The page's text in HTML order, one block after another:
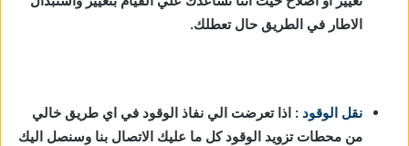
الاطار في الطريق حال تعطلك.
نقل الوقود : اذا تعرضت الي نفاذ الوقود في اي طريق خالي
من محطات تزويد الوقود كل ما عليك الاتصال بنا وسنصل اليك